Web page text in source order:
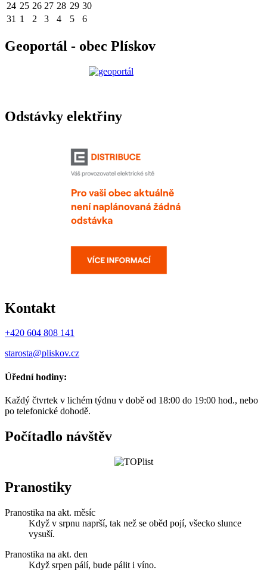
24 25 26 27 28 29 30
31 1 2 3 4 5 6
Geoportál - obec Plískov
Odstávky elektřiny
Kontakt
+420 604 808 141
starosta@pliskov.cz
Úřední hodiny:
Každý čtvrtek v lichém týdnu v době od 18:00 do 19:00 hod., nebo
po telefonické dohodě.
Počítadlo návštěv
Pranostiky
Pranostika na akt. měsíc
Když v srpnu naprší, tak než se oběd pojí, všecko slunce
vysuší.
Pranostika na akt. den
Když srpen pálí, bude pálit i víno.